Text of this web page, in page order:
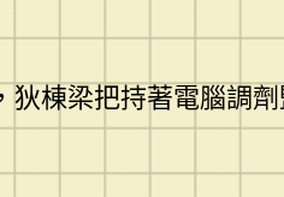
棟梁把持著電腦調